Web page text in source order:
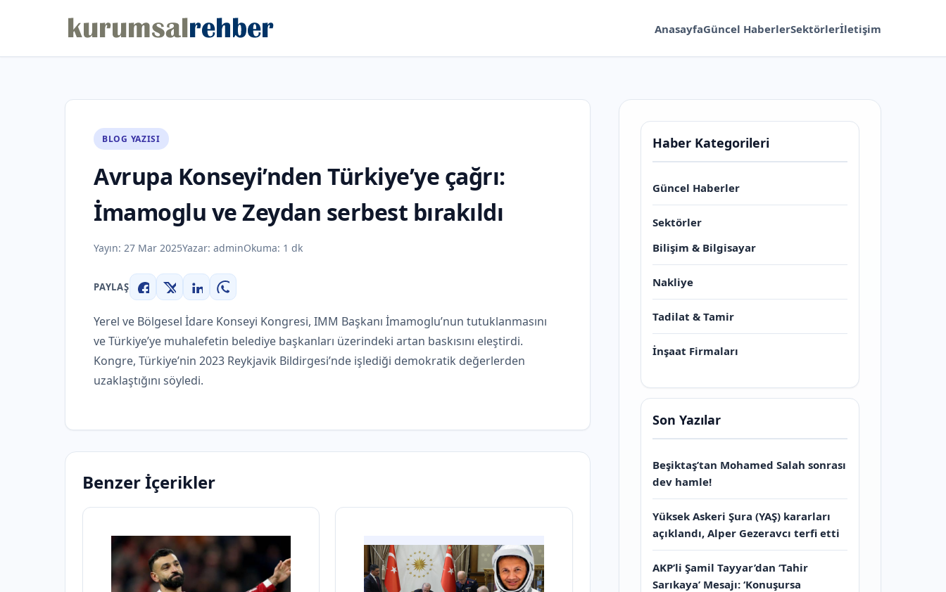
AnasayfaGüncel HaberlerSektörlerİletişim
BLOG YAZISI
Avrupa Konseyi’nden Türkiye’ye çağrı:
İmamoglu ve Zeydan serbest bırakıldı
Yayın: 27 Mar 2025Yazar: adminOkuma: 1 dk
PAYLAŞ
Facebook
X LinkedInWhatsApp
Yerel ve Bölgesel İdare Konseyi Kongresi, IMM Başkanı İmamoglu’nun tutuklanmasını
ve Türkiye’ye muhalefetin belediye başkanları üzerindeki artan baskısını eleştirdi.
Kongre, Türkiye’nin 2023 Reykjavik Bildirgesi’nde işlediği demokratik değerlerden
uzaklaştığını söyledi.
Benzer İçerikler
Haber Kategorileri
Güncel Haberler
Sektörler
Bilişim & Bilgisayar
Nakliye
Tadilat & Tamir
İnşaat Firmaları
Son Yazılar
Beşiktaş’tan Mohamed Salah sonrası
dev hamle!
Yüksek Askeri Şura (YAŞ) kararları
açıklandı, Alper Gezeravcı terfi etti
AKP’li Şamil Tayyar’dan ‘Tahir
Sarıkaya’ Mesajı: ‘Konuşursa